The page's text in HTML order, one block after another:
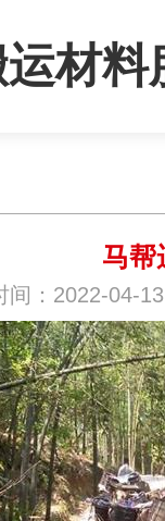
材料
马帮
间：2022-04-